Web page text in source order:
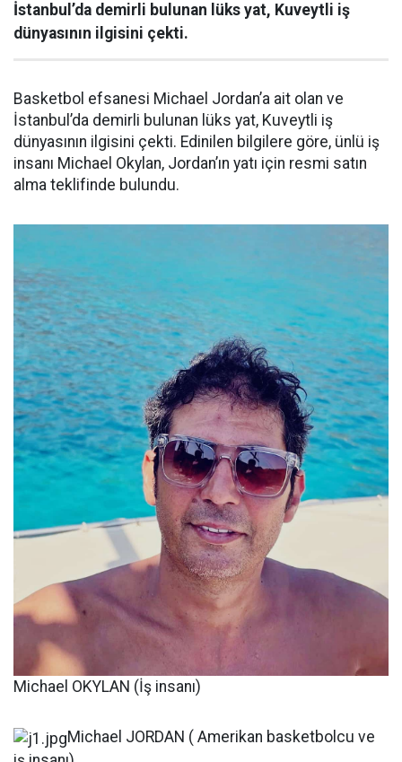
İstanbul’da demirli bulunan lüks yat, Kuveytli iş
dünyasının ilgisini çekti.
Basketbol efsanesi Michael Jordan’a ait olan ve
İstanbul’da demirli bulunan lüks yat, Kuveytli iş
dünyasının ilgisini çekti. Edinilen bilgilere göre, ünlü iş
insanı Michael Okylan, Jordan’ın yatı için resmi satın
alma teklifinde bulundu.
Michael OKYLAN (İş insanı)
Michael JORDAN ( Amerikan basketbolcu ve